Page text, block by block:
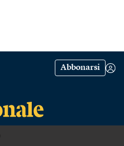
Abbonarsi